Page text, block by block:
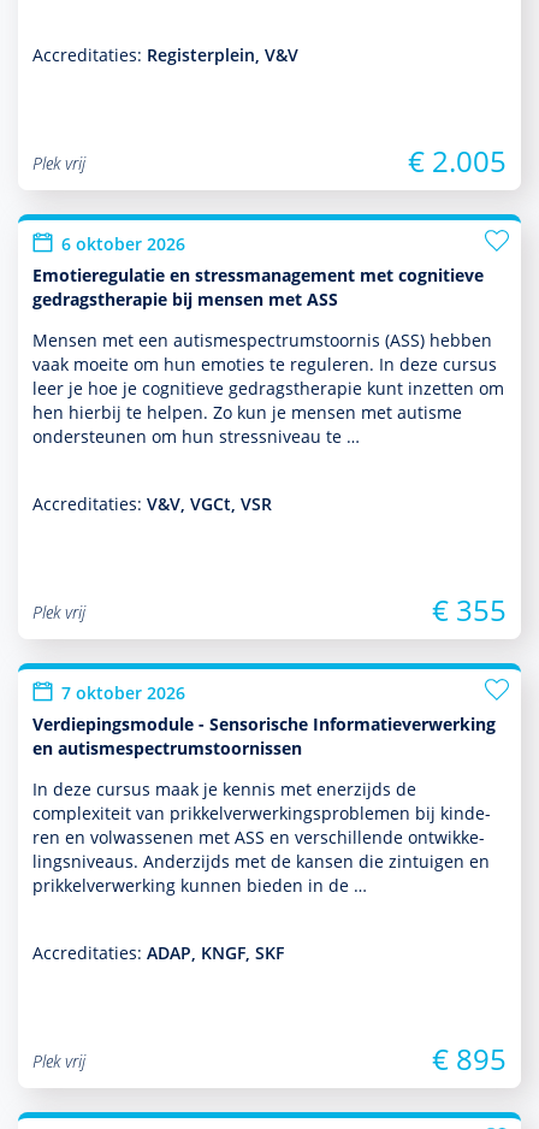
Accreditaties: Registerplein, V&V
Plek vrij € 2.005
6 oktober 2026
Emotieregulatie en stressmanagement met cognitieve
gedragstherapie bij mensen met ASS
Mensen met een autisme­spectrum­stoor­nis (ASS) hebben
vaak moeite om hun emoties te reguleren. In deze cursus
leer je hoe je cogni­tieve gedrags­thera­pie kunt inzetten om
hen hierbij te helpen. Zo kun je mensen met autisme
onder­steunen om hun stressniveau te …
Accreditaties: V&V, VGCt, VSR
Plek vrij € 355
7 oktober 2026
Verdiepingsmodule - Sensorische Informatieverwerking
en autismespectrumstoornissen
In deze cursus maak je kennis met enerzijds de
complexiteit van prikkelverwerkingspro­ble­men bij kin­de­
ren en vol­was­senen met ASS en ver­schil­lende ont­wikke­
lingsniveaus. Anderzijds met de kansen die zintuigen en
prikkelverwerking kunnen bieden in de …
Accreditaties: ADAP, KNGF, SKF
Plek vrij € 895